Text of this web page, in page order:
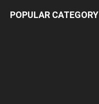
POPULAR CATEGORY